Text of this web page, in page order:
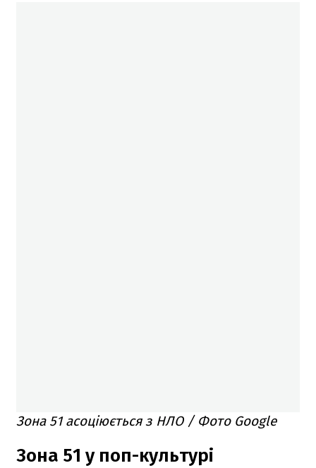
Зона 51 асоціюється з НЛО / Фото Google
Зона 51 у поп-культурі